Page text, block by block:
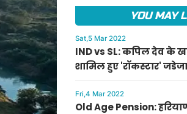
YOU MAY
Sat,5 Mar 2022
IND vs SL: कपिल देव के
शामिल हुए 'रॉकस्टार'
बने मात्र दूसरे भारतीय
Fri,4 Mar 2022
Old Age Pension: